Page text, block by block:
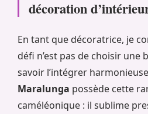
décoration
En tant que décoratrice, je
défi n’est pas de choisir une
savoir l’intégrer
Maralunga possède cette
caméléonique : il sublime